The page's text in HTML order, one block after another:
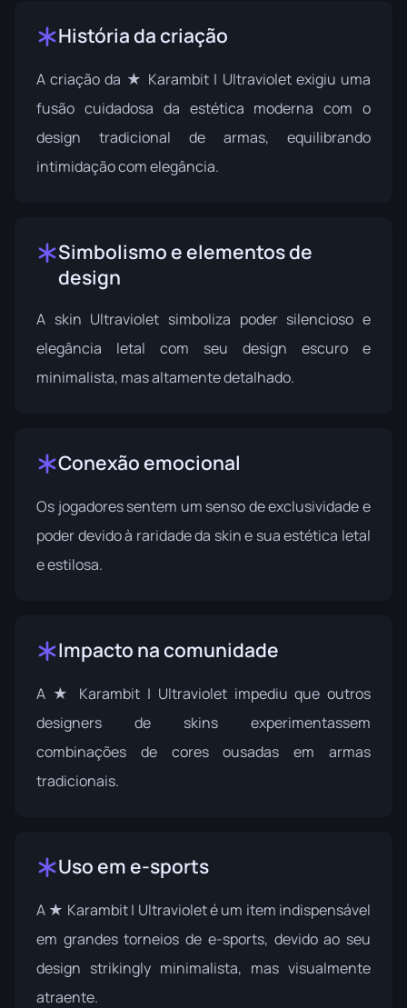
História da criação
A criação da ★ Karambit | Ultraviolet exigiu uma
fusão cuidadosa da estética moderna com o
design tradicional de armas, equilibrando
intimidação com elegância.
Simbolismo e elementos de
design
A skin Ultraviolet simboliza poder silencioso e
elegância letal com seu design escuro e
minimalista, mas altamente detalhado.
Conexão emocional
Os jogadores sentem um senso de exclusividade e
poder devido à raridade da skin e sua estética letal
e estilosa.
Impacto na comunidade
A ★ Karambit | Ultraviolet impediu que outros
designers de skins experimentassem
combinações de cores ousadas em armas
tradicionais.
Uso em e-sports
A ★ Karambit | Ultraviolet é um item indispensável
em grandes torneios de e-sports, devido ao seu
design strikingly minimalista, mas visualmente
atraente.